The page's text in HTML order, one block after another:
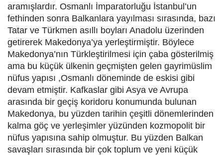
aramışlardır. Osmanlı İmparatorluğu İstanbul’un
fethinden sonra Balkanlara yayılması sırasında, bazı
Tatar ve Türkmen asıllı boyları Anadolu üzerinden
getirerek Makedonya’ya yerleştirmiştir. Böylece
Makedonya’nın Türkleştirilmesi için çaba gösterilmiş
ama bu küçük ülkenin geçmişten gelen gayrimüslim
nüfus yapısı ,Osmanlı döneminde de eskisi gibi
devam etmiştir. Kafkaslar gibi Asya ve Avrupa
arasında bir geçiş koridoru konumunda bulunan
Makedonya, bu yüzden tarihin çeşitli dönemlerinden
kalma göç ve yerleşimler yüzünden kozmopolit bir
nüfus yapısına sahip olmuştur. Bu yüzden Balkan
savaşları sırasında bir çok toplum ve yeni küçük